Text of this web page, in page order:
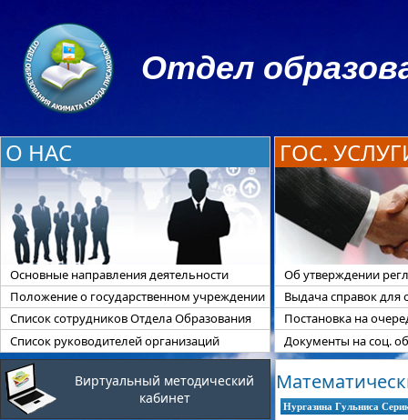
Отдел
О НАС
Основные направления деятельности
Положение о государственном учреждении
Список сотрудников Отдела Образования
Список руководителей организаций
ГОС.
Об утверждении
Выдача справок для
Постановка на
Документы на соц.
Виртуальный методический
кабинет
Нургазина Гульниса